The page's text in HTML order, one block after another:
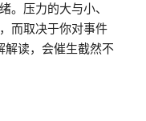
。压力的大与小、
而取决于你对事件
读，会催生截然不